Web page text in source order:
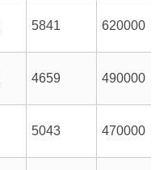
5841 620000
4659 490000
5043 470000